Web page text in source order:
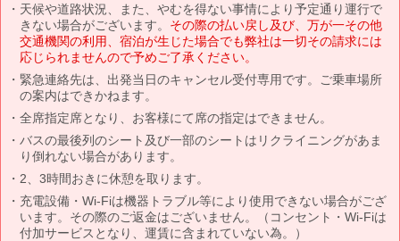
天候や道路状況、また、やむを得ない事情により予定通り運行で
きない場合がございます。 その際の払い戻し及び、万が一その他
交通機関の利用、宿泊が生じた場合でも弊社は一切その請求には
応じられませんので予めご了承ください。
緊急連絡先は、出発当日のキャンセル受付専用です。ご乗車場所
の案内はできかねます。
全席指定席となり、お客様にて席の指定はできません。
バスの最後列のシート及び一部のシートはリクライニングがあま
り倒れない場合があります。
2、3時間おきに休憩を取ります。
充電設備・Wi-Fiは機器トラブル等により使用できない場合がござ
います。その際のご返金はございません。（コンセント・Wi-Fiは
付加サービスとなり、運賃に含まれていない為。）